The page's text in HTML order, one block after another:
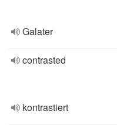
Galater
contrasted
kontrastiert